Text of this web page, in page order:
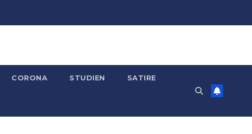
CORONA STUDIEN SATIRE